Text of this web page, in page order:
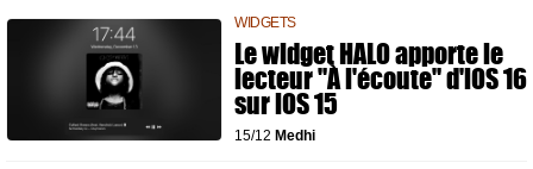
WIDGETS
Le widget HALO apporte le
lecteur "À l'écoute" d'iOS 16
sur iOS 15
15/12 Medhi